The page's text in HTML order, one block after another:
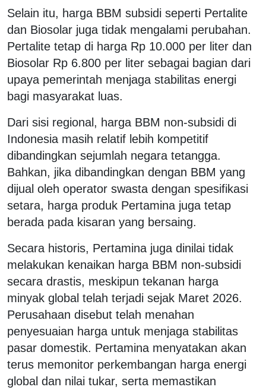
Selain itu, harga BBM subsidi seperti Pertalite
dan Biosolar juga tidak mengalami perubahan.
Pertalite tetap di harga Rp 10.000 per liter dan
Biosolar Rp 6.800 per liter sebagai bagian dari
upaya pemerintah menjaga stabilitas energi
bagi masyarakat luas.
Dari sisi regional, harga BBM non-subsidi di
Indonesia masih relatif lebih kompetitif
dibandingkan sejumlah negara tetangga.
Bahkan, jika dibandingkan dengan BBM yang
dijual oleh operator swasta dengan spesifikasi
setara, harga produk Pertamina juga tetap
berada pada kisaran yang bersaing.
Secara historis, Pertamina juga dinilai tidak
melakukan kenaikan harga BBM non-subsidi
secara drastis, meskipun tekanan harga
minyak global telah terjadi sejak Maret 2026.
Perusahaan disebut telah menahan
penyesuaian harga untuk menjaga stabilitas
pasar domestik. Pertamina menyatakan akan
terus memonitor perkembangan harga energi
global dan nilai tukar, serta memastikan